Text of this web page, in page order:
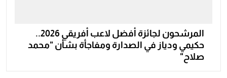
المرشحون لجائزة أفضل لاعب أفريقي 2026..
حكيمي ودياز في الصدارة ومفاجأة بشأن "محمد
صلاح"